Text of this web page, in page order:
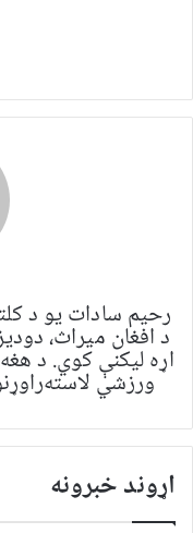
رحیم سادات یو د
د افغان میراث،
اړه لیکنې کوي. د
ورزشي
اړوند خبرونه